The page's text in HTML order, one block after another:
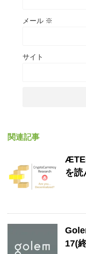
メール ※
サイト
関連記事
を読
17(